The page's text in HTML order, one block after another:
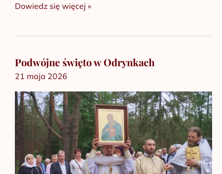
Dowiedz się więcej »
Podwójne święto w Odrynkach
21 maja 2026
Podwójne
święto
w
Odrynkach